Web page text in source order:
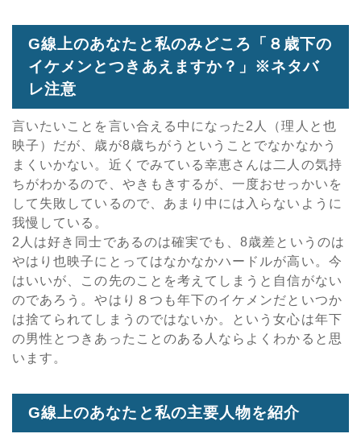
G線上のあなたと私のみどころ「８歳下の
イケメンとつきあえますか？」※ネタバ
レ注意
言いたいことを言い合える中になった2人（理人と也
映子）だが、歳が8歳ちがうということでなかなかう
まくいかない。近くでみている幸恵さんは二人の気持
ちがわかるので、やきもきするが、一度おせっかいを
して失敗しているので、あまり中には入らないように
我慢している。
2人は好き同士であるのは確実でも、8歳差というのは
やはり也映子にとってはなかなかハードルが高い。今
はいいが、この先のことを考えてしまうと自信がない
のであろう。やはり８つも年下のイケメンだといつか
は捨てられてしまうのではないか。という女心は年下
の男性とつきあったことのある人ならよくわかると思
います。
G線上のあなたと私の主要人物を紹介